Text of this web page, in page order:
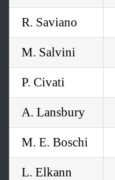
R. Saviano
M. Salvini
P. Civati
A. Lansbury
M. E. Boschi
L. Elkann